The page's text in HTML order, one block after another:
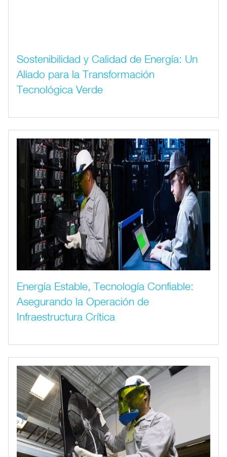
Sostenibilidad y Calidad de Energía: Un
Aliado para la Transformación
Tecnológica Verde
Energía Estable, Tecnología Confiable:
Asegurando la Operación de
Infraestructura Crítica